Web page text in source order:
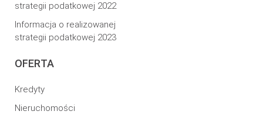
strategii podatkowej 2022
Informacja o realizowanej
strategii podatkowej 2023
OFERTA
Kredyty
Nieruchomości